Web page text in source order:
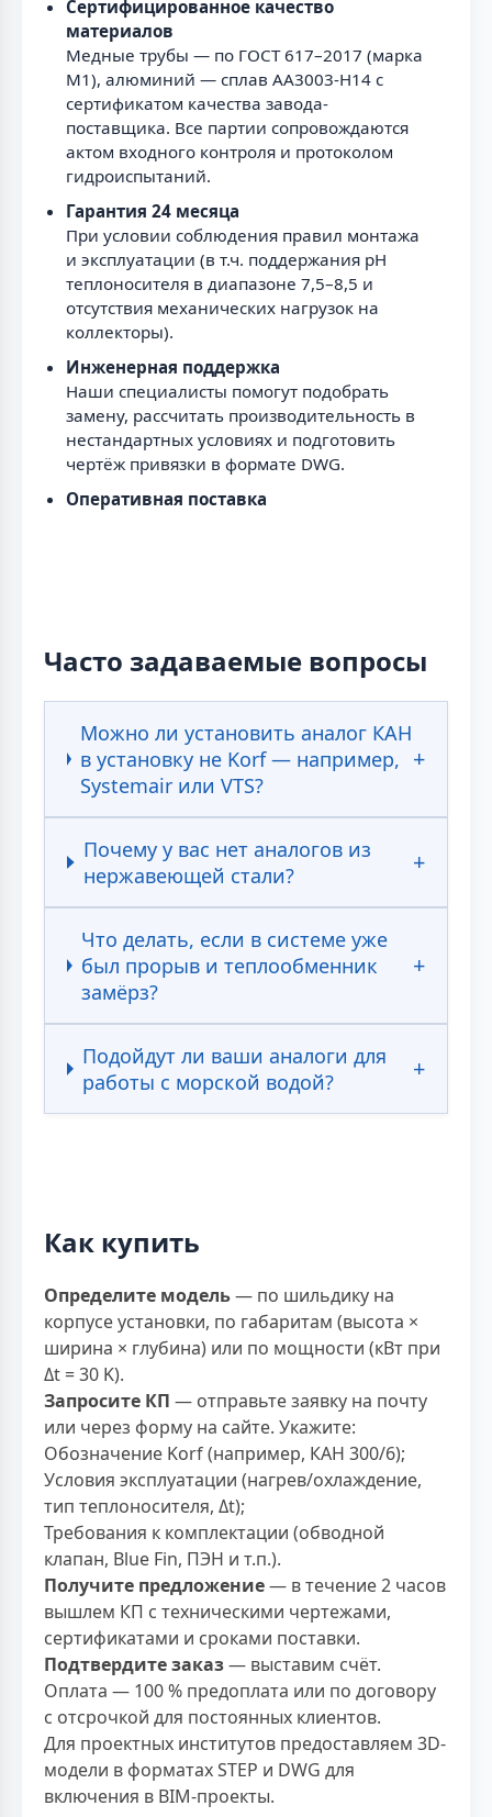
Сертифицированное качество
материалов
Медные трубы — по ГОСТ 617–2017 (марка
М1), алюминий — сплав AA3003-H14 с
сертификатом качества завода-
поставщика. Все партии сопровождаются
актом входного контроля и протоколом
гидроиспытаний.
Гарантия 24 месяца
При условии соблюдения правил монтажа
и эксплуатации (в т.ч. поддержания pH
теплоносителя в диапазоне 7,5–8,5 и
отсутствия механических нагрузок на
коллекторы).
Инженерная поддержка
Наши специалисты помогут подобрать
замену, рассчитать производительность в
нестандартных условиях и подготовить
чертёж привязки в формате DWG.
Оперативная поставка
Часто задаваемые вопросы
Можно ли установить аналог КАН
в установку не Korf — например,
Systemair или VTS?
Почему у вас нет аналогов из
нержавеющей стали?
Что делать, если в системе уже
был прорыв и теплообменник
замёрз?
Подойдут ли ваши аналоги для
работы с морской водой?
Как купить
Определите модель— по шильдику на
корпусе установки, по габаритам (высота ×
ширина × глубина) или по мощности (кВт при
Δt = 30 K).
Запросите КП — отправьте заявку на почту
или через форму на сайте. Укажите:
Обозначение Korf (например, КАН 300/6);
Условия эксплуатации (нагрев/охлаждение,
тип теплоносителя, Δt);
Требования к комплектации (обводной
клапан, Blue Fin, ПЭН и т.п.).
Получите предложение— в течение 2 часов
вышлем КП с техническими чертежами,
сертификатами и сроками поставки.
Подтвердите заказ— выставим счёт.
Оплата — 100 % предоплата или по договору
с отсрочкой для постоянных клиентов.
Для проектных институтов предоставляем 3D-
модели в форматах STEP и DWG для
включения в BIM-проекты.